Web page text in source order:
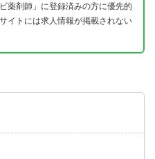
薬剤師」に登録済みの方に優先的
イトには求人情報が掲載されない